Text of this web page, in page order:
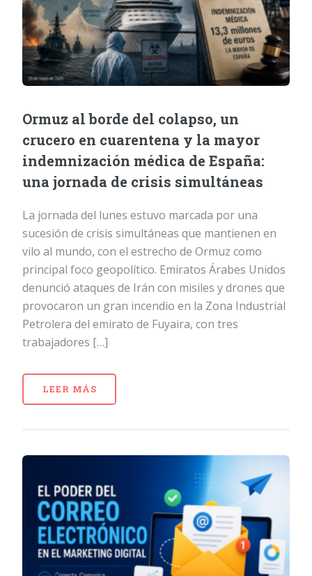
Ormuz al borde del colapso, un
crucero en cuarentena y la mayor
indemnización médica de España:
una jornada de crisis simultáneas
La jornada del lunes estuvo marcada por una
sucesión de crisis simultáneas que mantienen en
vilo al mundo, con el estrecho de Ormuz como
principal foco geopolítico. Emiratos Árabes Unidos
denunció ataques de Irán con misiles y drones que
provocaron un gran incendio en la Zona Industrial
Petrolera del emirato de Fuyaira, con tres
trabajadores […]
LEER MÁS